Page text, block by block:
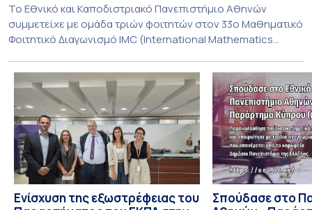
To Εθνικό και Καποδιστριακό Πανεπιστήμιο Αθηνών
συμμετείχε με ομάδα τριών φοιτητών στον 33ο Μαθηματικό
Φοιτητικό Διαγωνισμό IMC (International Mathematics
Ιουλίου στο Blagoevgrad της Βουλγαρίας. Σε αυτόν
συμμετείχαν 447 φοιτητές εκπροσωπώντας 135
πανεπιστήμια από 46 χώρες. Από την Ελλάδα, συμμετείχαν
επίσης το Εθνικό Μετσόβιο Πολυτεχνείο, το Αριστοτέλειο
Πανεπιστήμιο […]
Ενίσχυση της εξωστρέφειας του
Σπούδασε στο